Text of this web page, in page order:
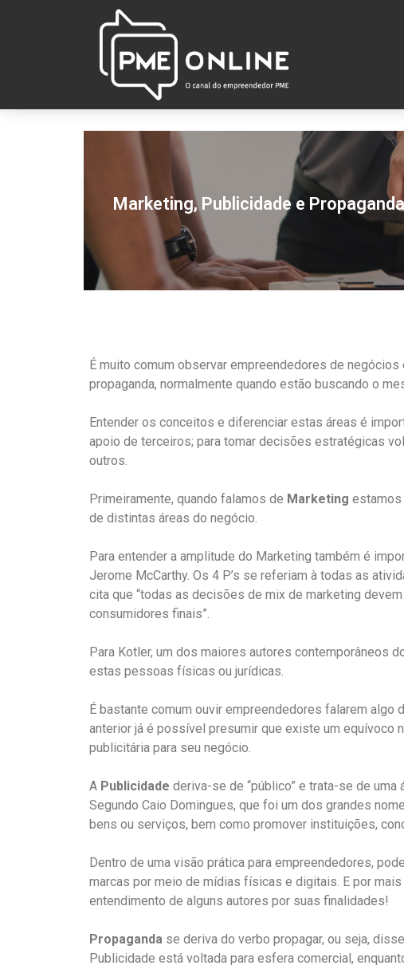
Marketing, Publicidade e Propaganda
É muito comum observar empreendedores de
propaganda, normalmente quando estão buscando o
Entender os conceitos e diferenciar estas áreas é
apoio de terceiros; para tomar decisões estratégicas
outros.
Primeiramente, quando falamos de Marketing estamos
de distintas áreas do negócio.
Para entender a amplitude do Marketing também é
Jerome McCarthy. Os 4 P’s se referiam à todas as
cita que “todas as decisões de mix de marketing
consumidores finais”.
Para Kotler, um dos maiores autores contemporâneos
estas pessoas físicas ou jurídicas.
É bastante comum ouvir empreendedores falarem algo
anterior já é possível presumir que existe um equívoco
publicitária para seu negócio.
A Publicidade deriva-se de “público” e trata-se de
Segundo Caio Domingues, que foi um dos grandes
bens ou serviços, bem como promover instituições,
Dentro de uma visão prática para empreendedores,
marcas por meio de mídias físicas e digitais. E por
entendimento de alguns autores por suas finalidades!
Propaganda se deriva do verbo propagar, ou seja,
Publicidade está voltada para esfera comercial,